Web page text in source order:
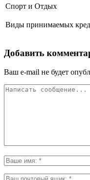
Спорт и Отдых
Виды принимаемых
Добавить
Ваш e-mail не будет